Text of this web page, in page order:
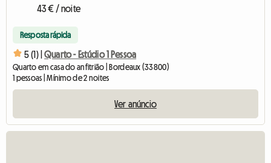
43 € / noite
Resposta rápida
5 (1) | Quarto - Estúdio 1 Pessoa
Quarto em casa do anfitrião | Bordeaux (33800)
1 pessoas | Mínimo de 2 noites
Ver anúncio